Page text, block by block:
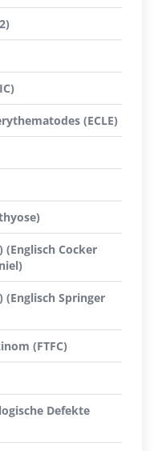
(ECLE)
Cocker
(Englisch Springer
(FTFC)
Defekte